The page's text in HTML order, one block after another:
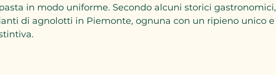
in modo uniforme. Secondo alcuni storici gastronomici,
di agnolotti in Piemonte, ognuna con un ripieno unico e